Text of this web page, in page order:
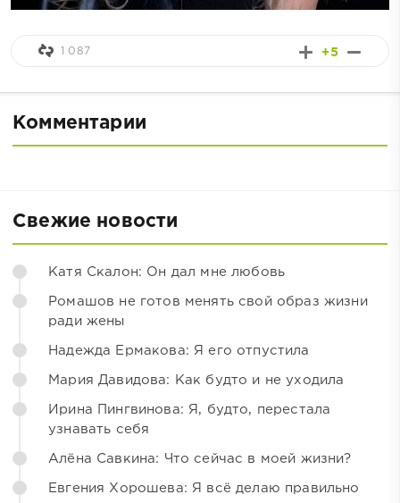
+5
1 087
Комментарии
Свежие новости
Катя Скалон: Он дал мне любовь
Ромашов не готов менять свой образ жизни
ради жены
Надежда Ермакова: Я его отпустила
Мария Давидова: Как будто и не уходила
Ирина Пингвинова: Я, будто, перестала
узнавать себя
Алёна Савкина: Что сейчас в моей жизни?
Евгения Хорошева: Я всё делаю правильно